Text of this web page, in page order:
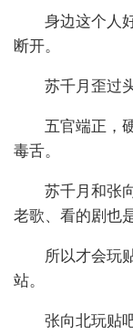
身边这个人
断开。
苏千月歪过
五官端正，
毒舌。
苏千月和张
老歌、看的剧也
所以才会玩
站。
张向北玩贴